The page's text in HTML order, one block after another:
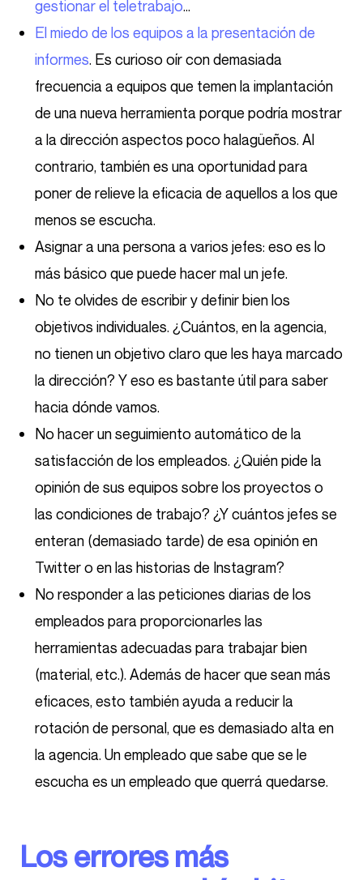
gestionar el teletrabajo…
El miedo de los equipos a la presentación de
informes. Es curioso oír con demasiada
frecuencia a equipos que temen la implantación
de una nueva herramienta porque podría mostrar
a la dirección aspectos poco halagüeños. Al
contrario, también es una oportunidad para
poner de relieve la eficacia de aquellos a los que
menos se escucha.
Asignar a una persona a varios jefes: eso es lo
más básico que puede hacer mal un jefe.
No te olvides de escribir y definir bien los
objetivos individuales. ¿Cuántos, en la agencia,
no tienen un objetivo claro que les haya marcado
la dirección? Y eso es bastante útil para saber
hacia dónde vamos.
No hacer un seguimiento automático de la
satisfacción de los empleados. ¿Quién pide la
opinión de sus equipos sobre los proyectos o
las condiciones de trabajo? ¿Y cuántos jefes se
enteran (demasiado tarde) de esa opinión en
Twitter o en las historias de Instagram?
No responder a las peticiones diarias de los
empleados para proporcionarles las
herramientas adecuadas para trabajar bien
(material, etc.). Además de hacer que sean más
eficaces, esto también ayuda a reducir la
rotación de personal, que es demasiado alta en
la agencia. Un empleado que sabe que se le
escucha es un empleado que querrá quedarse.
Los errores más